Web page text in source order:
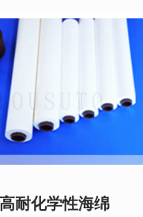
高耐化学性海绵